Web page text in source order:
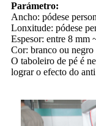
Parámetro:
Ancho: pódese
Lonxitude: pódese
Espesor: entre 8 mm
Cor: branco ou negro
O taboleiro de pé é
lograr o efecto do